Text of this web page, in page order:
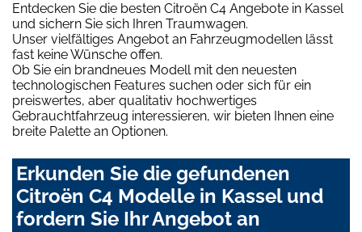
Entdecken Sie die besten Citroën C4 Angebote in Kassel
und sichern Sie sich Ihren Traumwagen.
Unser vielfältiges Angebot an Fahrzeugmodellen lässt
fast keine Wünsche offen.
Ob Sie ein brandneues Modell mit den neuesten
technologischen Features suchen oder sich für ein
preiswertes, aber qualitativ hochwertiges
Gebrauchtfahrzeug interessieren, wir bieten Ihnen eine
breite Palette an Optionen.
Erkunden Sie die gefundenen
Citroën C4 Modelle in Kassel und
fordern Sie Ihr Angebot an